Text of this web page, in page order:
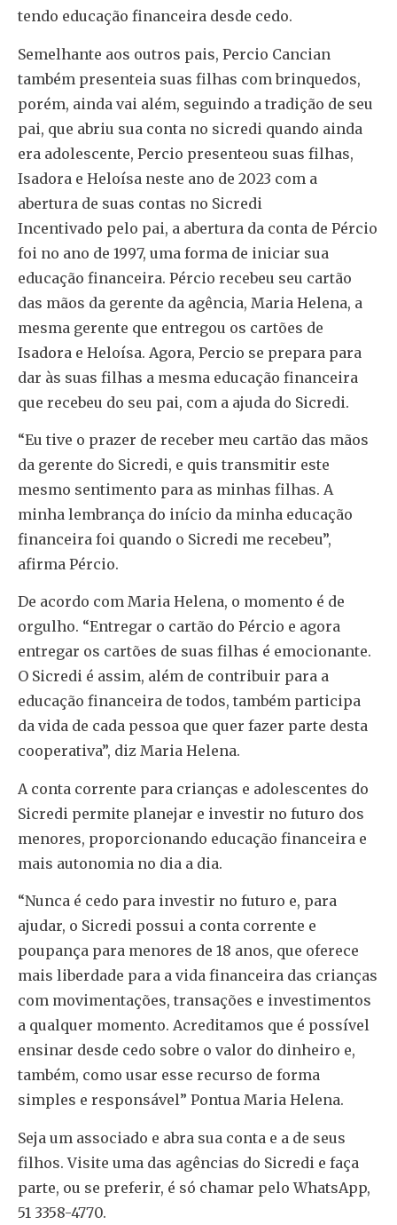
tendo educação financeira desde cedo.
Semelhante aos outros pais, Percio Cancian
também presenteia suas filhas com brinquedos,
porém, ainda vai além, seguindo a tradição de seu
pai, que abriu sua conta no sicredi quando ainda
era adolescente, Percio presenteou suas filhas,
Isadora e Heloísa neste ano de 2023 com a
abertura de suas contas no Sicredi
Incentivado pelo pai, a abertura da conta de Pércio
foi no ano de 1997, uma forma de iniciar sua
educação financeira. Pércio recebeu seu cartão
das mãos da gerente da agência, Maria Helena, a
mesma gerente que entregou os cartões de
Isadora e Heloísa. Agora, Percio se prepara para
dar às suas filhas a mesma educação financeira
que recebeu do seu pai, com a ajuda do Sicredi.
“Eu tive o prazer de receber meu cartão das mãos
da gerente do Sicredi, e quis transmitir este
mesmo sentimento para as minhas filhas. A
minha lembrança do início da minha educação
financeira foi quando o Sicredi me recebeu”,
afirma Pércio.
De acordo com Maria Helena, o momento é de
orgulho. “Entregar o cartão do Pércio e agora
entregar os cartões de suas filhas é emocionante.
O Sicredi é assim, além de contribuir para a
educação financeira de todos, também participa
da vida de cada pessoa que quer fazer parte desta
cooperativa”, diz Maria Helena.
A conta corrente para crianças e adolescentes do
Sicredi permite planejar e investir no futuro dos
menores, proporcionando educação financeira e
mais autonomia no dia a dia.
“Nunca é cedo para investir no futuro e, para
ajudar, o Sicredi possui a conta corrente e
poupança para menores de 18 anos, que oferece
mais liberdade para a vida financeira das crianças
com movimentações, transações e investimentos
a qualquer momento. Acreditamos que é possível
ensinar desde cedo sobre o valor do dinheiro e,
também, como usar esse recurso de forma
simples e responsável” Pontua Maria Helena.
Seja um associado e abra sua conta e a de seus
filhos. Visite uma das agências do Sicredi e faça
parte, ou se preferir, é só chamar pelo WhatsApp,
51 3358-4770.